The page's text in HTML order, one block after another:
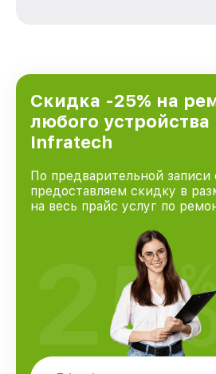
городе Москве, постоянно
доверия и лояльности наших
Скидка -25% на
любого устройства
Infratech
По предварительной записи
предоставляем скидку в
на весь прайс услуг по
25